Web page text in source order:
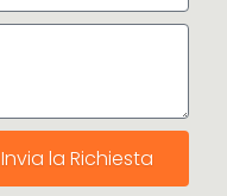
Invia la Richiesta